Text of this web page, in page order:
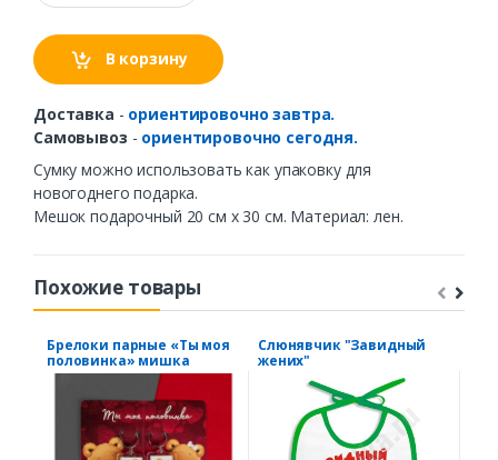
В корзину
Доставка - ориентировочно завтра.
Самовывоз - ориентировочно сегодня.
Сумку можно использовать как упаковку для
новогоднего подарка.
Мешок подарочный 20 см х 30 см. Материал: лен.
Похожие товары
Брелоки парные «Ты моя
половинка» мишка
Слюнявчик "Завидный
жених"